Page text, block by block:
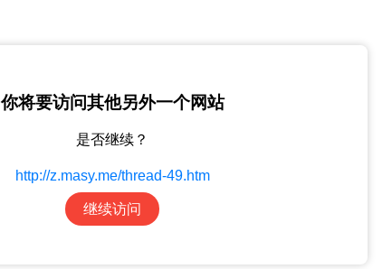
你将要访问其他另外一个网站
是否继续？
http://z.masy.me/thread-49.htm
继续访问